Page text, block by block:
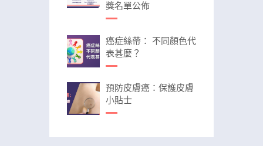
獎名單公佈
癌症絲帶： 不同顏色代
表甚麼？
預防皮膚癌：保護皮膚
小貼士